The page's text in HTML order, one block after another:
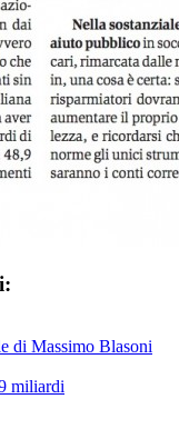
di Massimo Blasoni
miliardi